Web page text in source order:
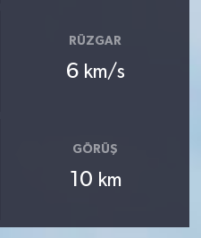
RÜZGAR
6 km/s
GÖRÜŞ
10 km